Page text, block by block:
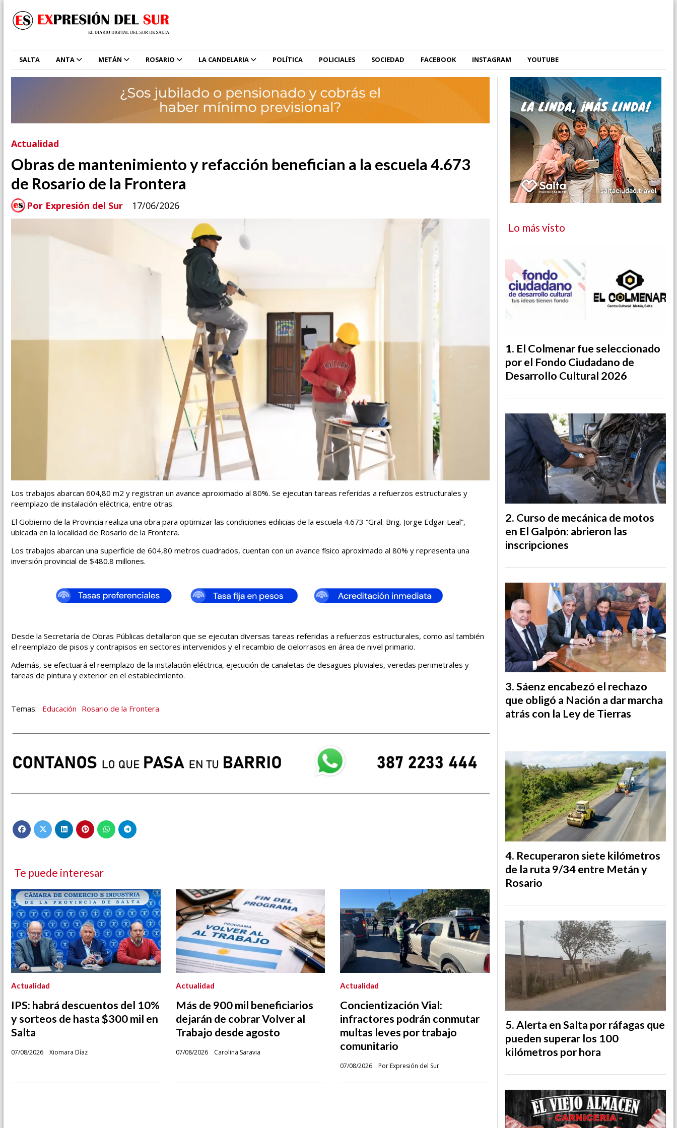
SALTA ANTA METÁN ROSARIO LA CANDELARIA POLÍTICA POLICIALES SOCIEDAD FACEBOOK INSTAGRAM YOUTUBE
Obras de mantenimiento y refacción benefician a la escuela 4.673
de Rosario de la Frontera
Actualidad
17/06/2026
Por Expresión del Sur
Los trabajos abarcan 604,80 m2 y registran un avance aproximado al 80%. Se ejecutan tareas referidas a refuerzos estructurales y
reemplazo de instalación eléctrica, entre otras.
El Gobierno de la Provincia realiza una obra para optimizar las condiciones edilicias de la escuela 4.673 “Gral. Brig. Jorge Edgar Leal”,
ubicada en la localidad de Rosario de la Frontera.
Los trabajos abarcan una superficie de 604,80 metros cuadrados, cuentan con un avance físico aproximado al 80% y representa una
inversión provincial de $480.8 millones.
Desde la Secretaría de Obras Públicas detallaron que se ejecutan diversas tareas referidas a refuerzos estructurales, como así también
el reemplazo de pisos y contrapisos en sectores intervenidos y el recambio de cielorrasos en área de nivel primario.
Además, se efectuará el reemplazo de la instalación eléctrica, ejecución de canaletas de desagües pluviales, veredas perimetrales y
tareas de pintura y exterior en el establecimiento.
Educación Rosario de la Frontera
Te puede interesar
IPS: habrá descuentos del 10%
y sorteos de hasta $300 mil en
Salta
Xiomara Díaz
Actualidad
07/08/2026
Más de 900 mil beneficiarios
dejarán de cobrar Volver al
Trabajo desde agosto
Carolina Saravia
Actualidad
07/08/2026
Concientización Vial:
infractores podrán conmutar
multas leves por trabajo
comunitario
Por Expresión del Sur
Actualidad
07/08/2026
Lo más visto
El Colmenar fue seleccionado
por el Fondo Ciudadano de
Desarrollo Cultural 2026
Curso de mecánica de motos
en El Galpón: abrieron las
inscripciones
Sáenz encabezó el rechazo
que obligó a Nación a dar marcha
atrás con la Ley de Tierras
Recuperaron siete kilómetros
de la ruta 9/34 entre Metán y
Rosario
Alerta en Salta por ráfagas que
pueden superar los 100
kilómetros por hora